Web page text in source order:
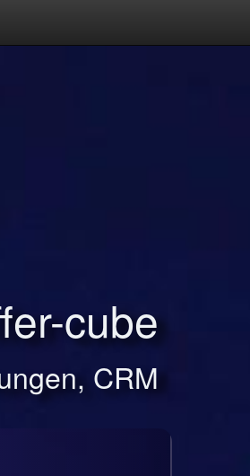
cube
CRM